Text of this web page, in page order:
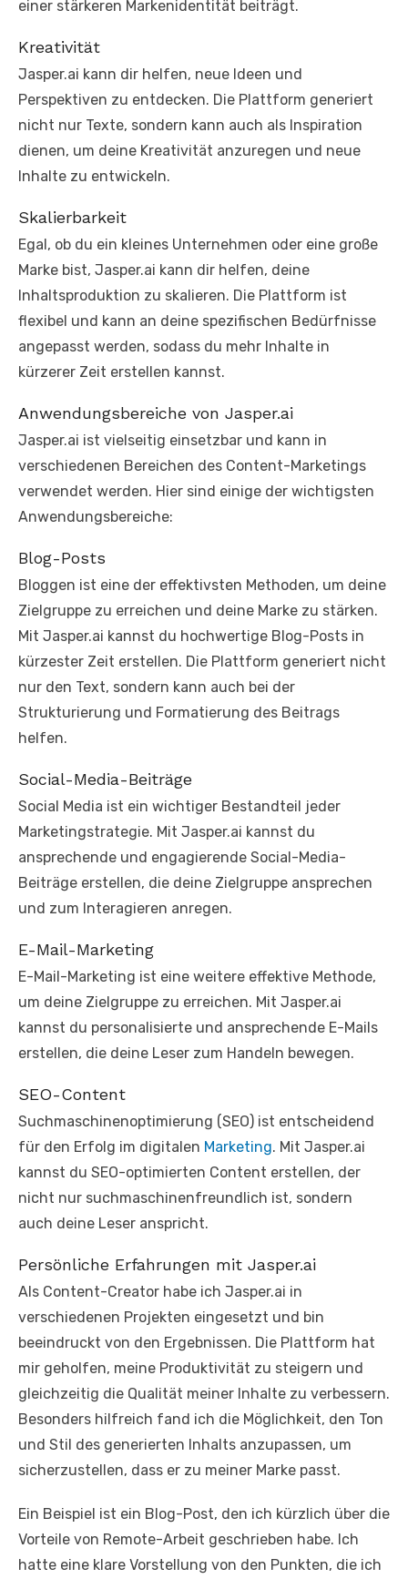
einer stärkeren Markenidentität beiträgt.
Kreativität
Jasper.ai kann dir helfen, neue Ideen und
Perspektiven zu entdecken. Die Plattform generiert
nicht nur Texte, sondern kann auch als Inspiration
dienen, um deine Kreativität anzuregen und neue
Inhalte zu entwickeln.
Skalierbarkeit
Egal, ob du ein kleines Unternehmen oder eine große
Marke bist, Jasper.ai kann dir helfen, deine
Inhaltsproduktion zu skalieren. Die Plattform ist
flexibel und kann an deine spezifischen Bedürfnisse
angepasst werden, sodass du mehr Inhalte in
kürzerer Zeit erstellen kannst.
Anwendungsbereiche von Jasper.ai
Jasper.ai ist vielseitig einsetzbar und kann in
verschiedenen Bereichen des Content-Marketings
verwendet werden. Hier sind einige der wichtigsten
Anwendungsbereiche:
Blog-Posts
Bloggen ist eine der effektivsten Methoden, um deine
Zielgruppe zu erreichen und deine Marke zu stärken.
Mit Jasper.ai kannst du hochwertige Blog-Posts in
kürzester Zeit erstellen. Die Plattform generiert nicht
nur den Text, sondern kann auch bei der
Strukturierung und Formatierung des Beitrags
helfen.
Social-Media-Beiträge
Social Media ist ein wichtiger Bestandteil jeder
Marketingstrategie. Mit Jasper.ai kannst du
ansprechende und engagierende Social-Media-
Beiträge erstellen, die deine Zielgruppe ansprechen
und zum Interagieren anregen.
E-Mail-Marketing
E-Mail-Marketing ist eine weitere effektive Methode,
um deine Zielgruppe zu erreichen. Mit Jasper.ai
kannst du personalisierte und ansprechende E-Mails
erstellen, die deine Leser zum Handeln bewegen.
SEO-Content
Suchmaschinenoptimierung (SEO) ist entscheidend
für den Erfolg im digitalen Marketing. Mit Jasper.ai
kannst du SEO-optimierten Content erstellen, der
nicht nur suchmaschinenfreundlich ist, sondern
auch deine Leser anspricht.
Persönliche Erfahrungen mit Jasper.ai
Als Content-Creator habe ich Jasper.ai in
verschiedenen Projekten eingesetzt und bin
beeindruckt von den Ergebnissen. Die Plattform hat
mir geholfen, meine Produktivität zu steigern und
gleichzeitig die Qualität meiner Inhalte zu verbessern.
Besonders hilfreich fand ich die Möglichkeit, den Ton
und Stil des generierten Inhalts anzupassen, um
sicherzustellen, dass er zu meiner Marke passt.
Ein Beispiel ist ein Blog-Post, den ich kürzlich über die
Vorteile von Remote-Arbeit geschrieben habe. Ich
hatte eine klare Vorstellung von den Punkten, die ich